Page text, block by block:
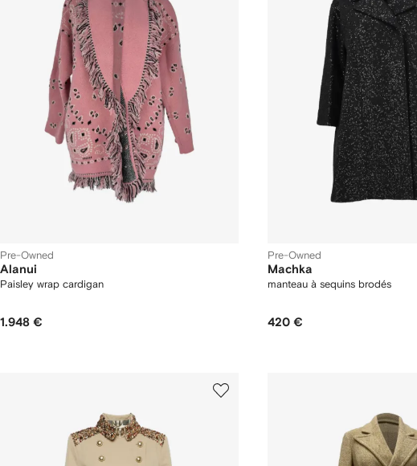
Pre-Owned
Alanui
Paisley wrap cardigan
1.948 €
Pre-Owned
Machka
manteau à sequins brodés
420 €